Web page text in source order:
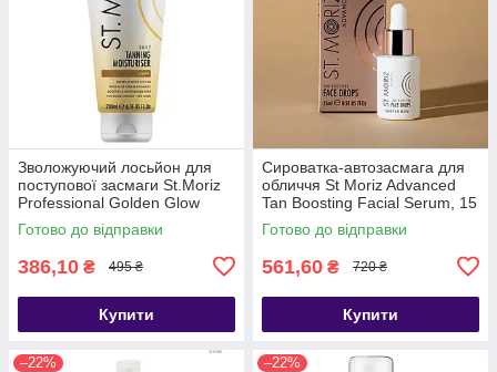
Зволожуючий лосьйон для
поступової засмаги St.Moriz
Professional Golden Glow
Tanning Moisturiser
Готово до відправки
386,10 ₴ 495 ₴
Купити
Сироватка-автозасмага для
обличчя St Moriz Advanced
Tan Boosting Facial Serum, 15
мл
Готово до відправки
561,60 ₴ 720 ₴
Купити
–22% –22%